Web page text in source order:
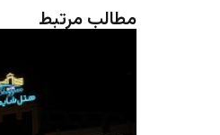
مطالب مرتبط